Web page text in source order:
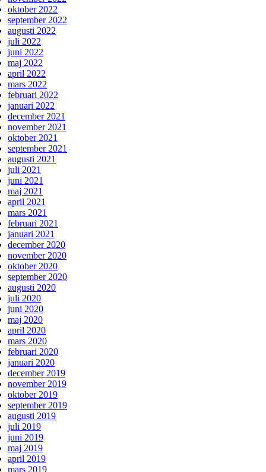
oktober 2022
september 2022
augusti 2022
juli 2022
juni 2022
maj 2022
april 2022
mars 2022
februari 2022
januari 2022
december 2021
november 2021
oktober 2021
september 2021
augusti 2021
juli 2021
juni 2021
maj 2021
april 2021
mars 2021
februari 2021
januari 2021
december 2020
november 2020
oktober 2020
september 2020
augusti 2020
juli 2020
juni 2020
maj 2020
april 2020
mars 2020
februari 2020
januari 2020
december 2019
november 2019
oktober 2019
september 2019
augusti 2019
juli 2019
juni 2019
maj 2019
april 2019
mars 2019